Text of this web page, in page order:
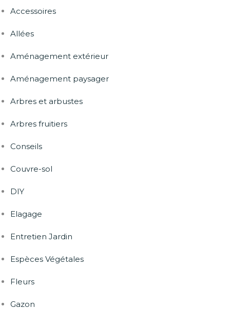
Accessoires
Allées
Aménagement extérieur
Aménagement paysager
Arbres et arbustes
Arbres fruitiers
Conseils
Couvre-sol
DIY
Elagage
Entretien Jardin
Espèces Végétales
Fleurs
Gazon